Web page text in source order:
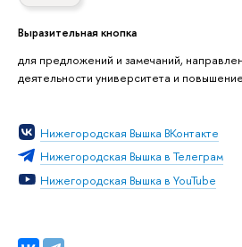
Выразительная кнопка
для предложений и замечаний,
деятельности университета и
Нижегородская Вышка ВКонтакте
Нижегородская Вышка в Телеграм
Нижегородская Вышка в YouTube